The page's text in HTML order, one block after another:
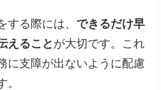
する際には、 できるだけ早
えることが大切です。これ
に支障が出ないように配慮
。